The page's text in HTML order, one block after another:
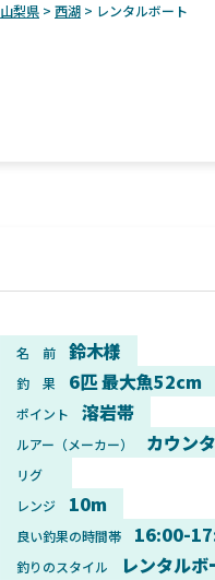
山梨県 > 西湖 > レンタルボート
名 前 鈴木様
釣 果 6匹 最大魚52cm
ポイント 溶岩帯
ルアー（メーカー） カウン
リグ
レンジ
10m
良い釣果の時間帯 16:00-
釣りのスタイル レンタルボ